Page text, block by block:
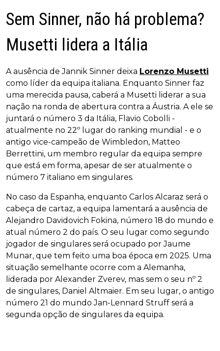
Sem Sinner, não há problema?
Musetti lidera a Itália
A ausência de Jannik Sinner deixa Lorenzo Musetti
como líder da equipa italiana. Enquanto Sinner faz
uma merecida pausa, caberá a Musetti liderar a sua
nação na ronda de abertura contra a Áustria. A ele se
juntará o número 3 da Itália, Flavio Cobolli -
atualmente no 22º lugar do ranking mundial - e o
antigo vice-campeão de Wimbledon, Matteo
Berrettini, um membro regular da equipa sempre
que está em forma, apesar de ser atualmente o
número 7 italiano em singulares.
No caso da Espanha, enquanto Carlos Alcaraz será o
cabeça de cartaz, a equipa lamentará a ausência de
Alejandro Davidovich Fokina, número 18 do mundo e
atual número 2 do país. O seu lugar como segundo
jogador de singulares será ocupado por Jaume
Munar, que tem feito uma boa época em 2025. Uma
situação semelhante ocorre com a Alemanha,
liderada por Alexander Zverev, mas sem o seu nº 2
de singulares, Daniel Altmaier. Em seu lugar, o antigo
número 21 do mundo Jan-Lennard Struff será a
segunda opção de singulares da equipa.